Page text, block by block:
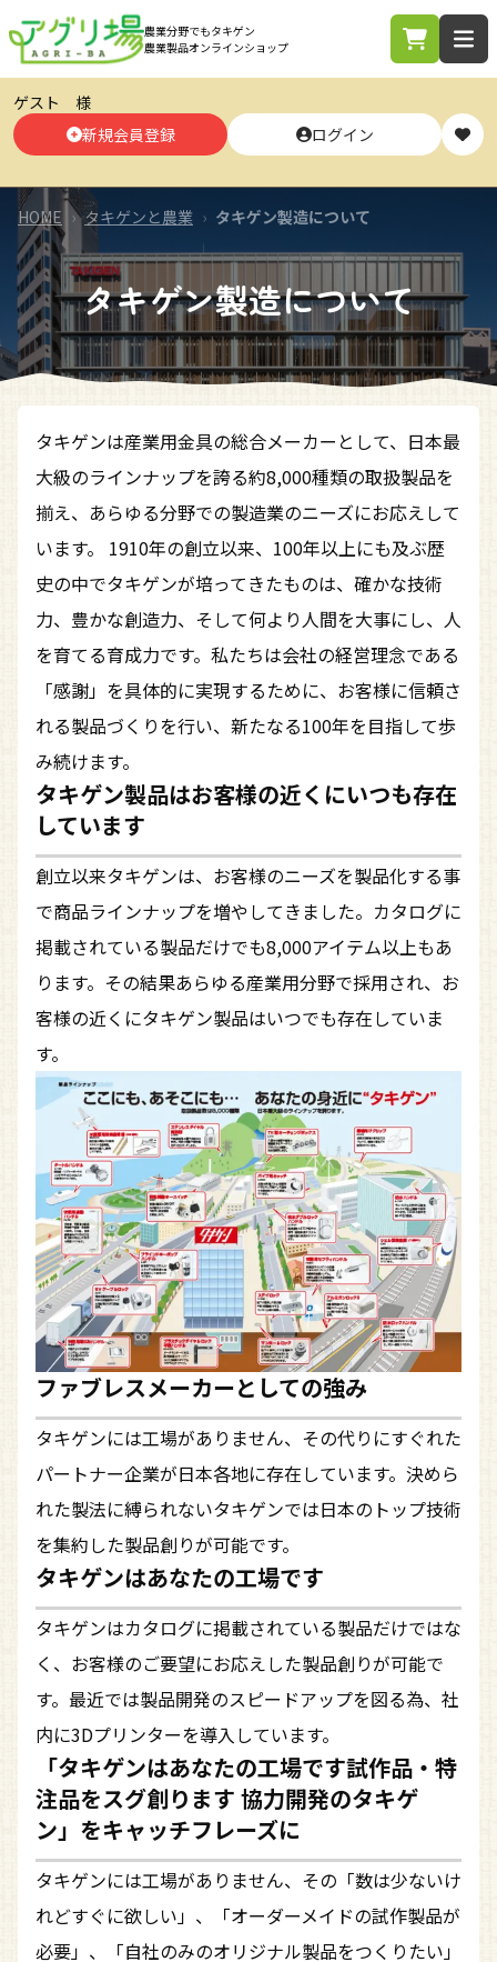
農業分野でもタキゲン
農業製品オンラインショップ
ゲスト 様
新規会員登録
ログイン
タキゲンフリーコール
受付時間 8:45-17:30 土日祝日を除く
送料・代引き手数料無料
※作業台車、一部の商品を除く。詳しくはこちら
HOME › タキゲンと農業 › タキゲン製造について
タキゲン製造について
タキゲンは産業用金具の総合メーカーとして、日本最
大級のラインナップを誇る約8,000種類の取扱製品を
揃え、あらゆる分野での製造業のニーズにお応えして
います。 1910年の創立以来、100年以上にも及ぶ歴
史の中でタキゲンが培ってきたものは、確かな技術
力、豊かな創造力、そして何より人間を大事にし、人
を育てる育成力です。私たちは会社の経営理念である
「感謝」を具体的に実現するために、お客様に信頼さ
れる製品づくりを行い、新たなる100年を目指して歩
み続けます。
タキゲン製品はお客様の近くにいつも存在
しています
創立以来タキゲンは、お客様のニーズを製品化する事
で商品ラインナップを増やしてきました。カタログに
掲載されている製品だけでも8,000アイテム以上もあ
ります。その結果あらゆる産業用分野で採用され、お
客様の近くにタキゲン製品はいつでも存在していま
す。
ファブレスメーカーとしての強み
タキゲンには工場がありません、その代りにすぐれた
パートナー企業が日本各地に存在しています。決めら
れた製法に縛られないタキゲンでは日本のトップ技術
を集約した製品創りが可能です。
タキゲンはあなたの工場です
タキゲンはカタログに掲載されている製品だけではな
く、お客様のご要望にお応えした製品創りが可能で
す。最近では製品開発のスピードアップを図る為、社
内に3Dプリンターを導入しています。
「タキゲンはあなたの工場です試作品・特
注品をスグ創ります 協力開発のタキゲ
ン」をキャッチフレーズに
タキゲンには工場がありません、その「数は少ないけ
れどすぐに欲しい」、「オーダーメイドの試作製品が
必要」、「自社のみのオリジナル製品をつくりたい」